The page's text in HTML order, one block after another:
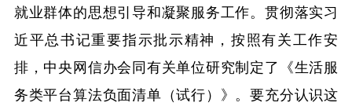
就业群体的思想引导和凝聚服务工作。贯彻落实习
近平总书记重要指示批示精神，按照有关工作安
排，中央网信办会同有关单位研究制定了《生活服
务类平台算法负面清单（试行）》。要充分认识这